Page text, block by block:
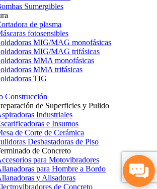
Sumergibles
de plasma
fotosensibles
MIG/MAG monofásicas
MIG/MAG trifásicas
MMA monofásicas
MMA trifásicas
TIG
Construcción
de Superficies y Pulido
Industriales
e Insumos
de Corte de Cerámica
Desbastadoras de Piso
de Concreto
para Motovibradores
para Hombre a Bordo
y Alisadoras
de Concreto